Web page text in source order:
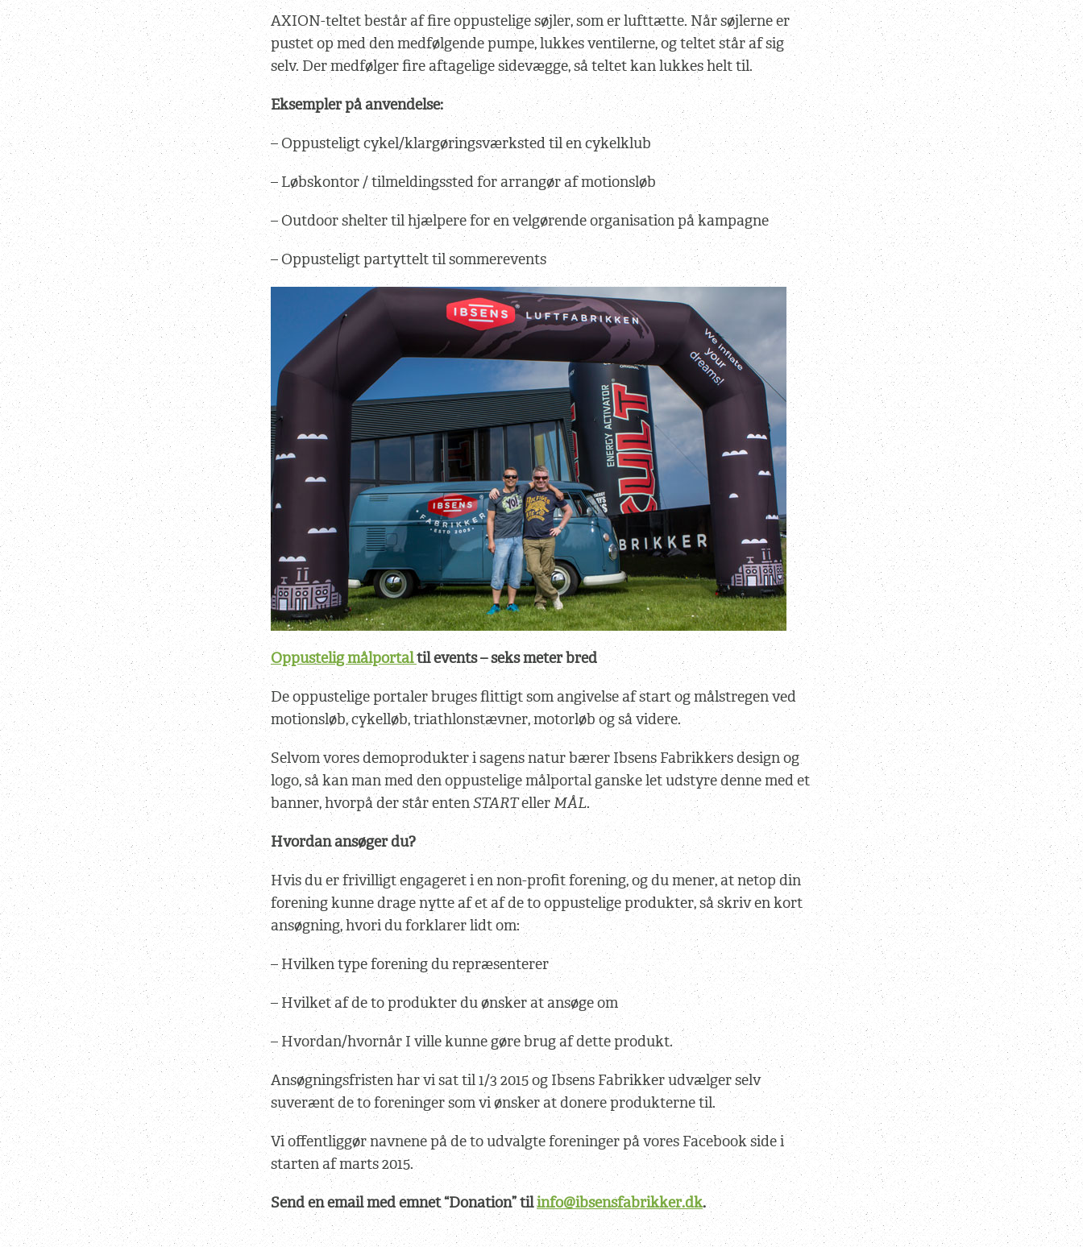
AXION-teltet består af fire oppustelige søjler, som er lufttætte. Når søjlerne er
pustet op med den medfølgende pumpe, lukkes ventilerne, og teltet står af sig
selv. Der medfølger fire aftagelige sidevægge, så teltet kan lukkes helt til.
Eksempler på anvendelse:
– Oppusteligt cykel/klargøringsværksted til en cykelklub
– Løbskontor / tilmeldingssted for arrangør af motionsløb
– Outdoor shelter til hjælpere for en velgørende organisation på kampagne
– Oppusteligt partyttelt til sommerevents
Oppustelig målportaltil events – seks meter bred
De oppustelige portaler bruges flittigt som angivelse af start og målstregen ved
motionsløb, cykelløb, triathlonstævner, motorløb og så videre.
Selvom vores demoprodukter i sagens natur bærer Ibsens Fabrikkers design og
logo, så kan man med den oppustelige målportal ganske let udstyre denne med et
banner, hvorpå der står entenSTARTellerMÅL.
Hvordan ansøger du?
Hvis du er frivilligt engageret i en non-profit forening, og du mener, at netop din
forening kunne drage nytte af et af de to oppustelige produkter, så skriv en kort
ansøgning, hvori du forklarer lidt om:
– Hvilken type forening du repræsenterer
– Hvilket af de to produkter du ønsker at ansøge om
– Hvordan/hvornår I ville kunne gøre brug af dette produkt.
Ansøgningsfristen har vi sat til 1/3 2015 og Ibsens Fabrikker udvælger selv
suverænt de to foreninger som vi ønsker at donere produkterne til.
Vi offentliggør navnene på de to udvalgte foreninger på vores Facebook side i
starten af marts 2015.
Send en email med emnet “Donation” tilinfo@ibsensfabrikker.dk.